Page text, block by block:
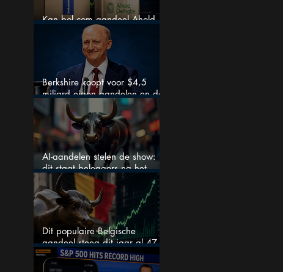
Kan bol.com aandeel Ahold
nieuw leven inblazen?
Berkshire koopt voor $4,5
miljard eigen aandelen en dat
zegt veel over de waardering
AI-aandelen stelen de show:
dit staat beleggers na het
weekend te wachten
Dit populaire Belgische
aandeel steeg dit jaar al 47
procent: is er ruimte voor
meer?